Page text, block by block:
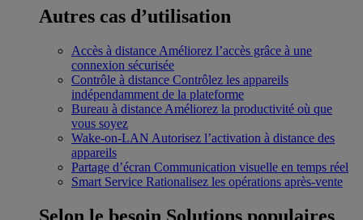
Autres cas d’utilisation
Accès à distance Améliorez l’accès grâce à une
connexion sécurisée
Contrôle à distance Contrôlez les appareils
indépendamment de la plateforme
Bureau à distance Améliorez la productivité où que
vous soyez
Wake-on-LAN Autorisez l’activation à distance des
appareils
Partage d’écran Communication visuelle en temps réel
Smart Service Rationalisez les opérations après-vente
Selon le besoin Solutions populaires